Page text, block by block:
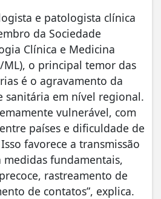
e patologista clínica
da Sociedade
Clínica e Medicina
ML), o principal temor das
é o agravamento da
sanitária em nível regional.
vulnerável, com
países e dificuldade de
favorece a transmissão
fundamentais,
rastreamento de
de contatos”, explica.